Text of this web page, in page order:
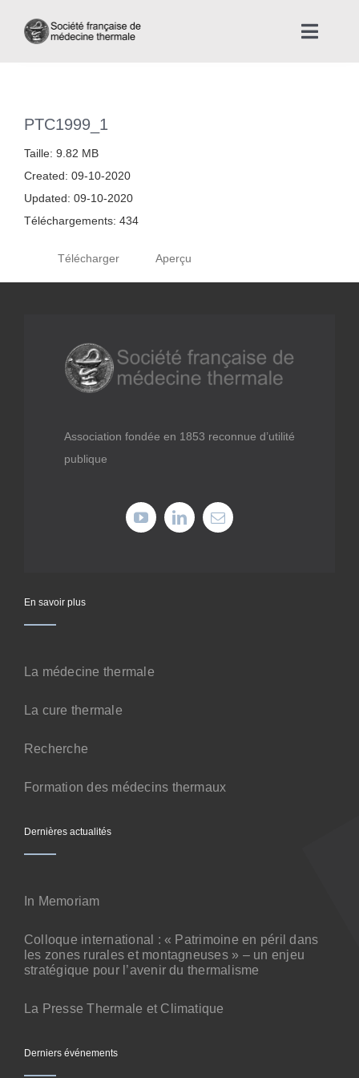
Toggle
Nous connaître
Actualités
Médiathèque
Recherche
Offres professionnelles
Cotiser
Faire un don
PTC1999_1
Taille: 9.82 MB
Created: 09-10-2020
Updated: 09-10-2020
Téléchargements: 434
Télécharger Aperçu
Association fondée en 1853 reconnue d’utilité
publique
En savoir plus
La médecine thermale
La cure thermale
Recherche
Formation des médecins thermaux
Dernières actualités
In Memoriam
Colloque international : « Patrimoine en péril dans
les zones rurales et montagneuses » – un enjeu
stratégique pour l’avenir du thermalisme
La Presse Thermale et Climatique
Derniers événements